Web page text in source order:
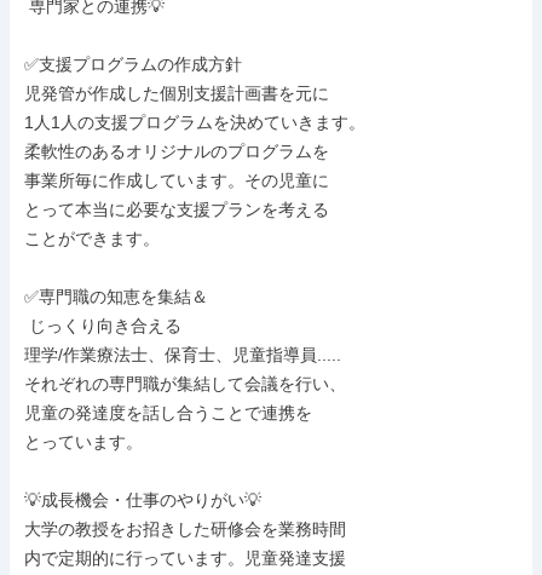
✅支援プログラムの作成方針
児発管が作成した個別支援計画書を元に
1人1人の支援プログラムを決めていきます。
柔軟性のあるオリジナルのプログラムを
事業所毎に作成しています。その児童に
とって本当に必要な支援プランを考える
ことができます。
✅専門職の知恵を集結＆
理学/作業療法士、保育士、児童指導員.....
それぞれの専門職が集結して会議を行い、
児童の発達度を話し合うことで連携を
とっています。
💡成長機会・仕事のやりがい💡
大学の教授をお招きした研修会を業務時間
内で定期的に行っています。児童発達支援